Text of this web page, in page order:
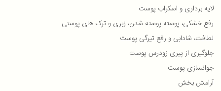
لایه برداری و اسکراب پوست
رفع خشکی، پوسته پوسته شدن، زبری و ترک های پوستی
لطافت، شادابی و رفع تیرگی پوست
جلوگیری از پیری زودرس پوست
جوانسازی پوست
آرامش بخش